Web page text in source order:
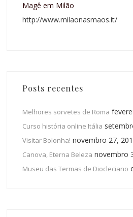
Magê em Milão
http://www.milaonasmaos.it/
Posts recentes
Melhores sorvetes de Roma
Curso história online Itália
Visitar Bolonha! novembro 27,
Canova, Eterna Beleza novembro
Museu das Termas de Diocleciano